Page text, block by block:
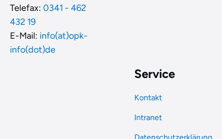
Telefax: 0341 - 462
432 19
E-Mail: info(at)opk-
info(dot)de
Service
Kontakt
Intranet